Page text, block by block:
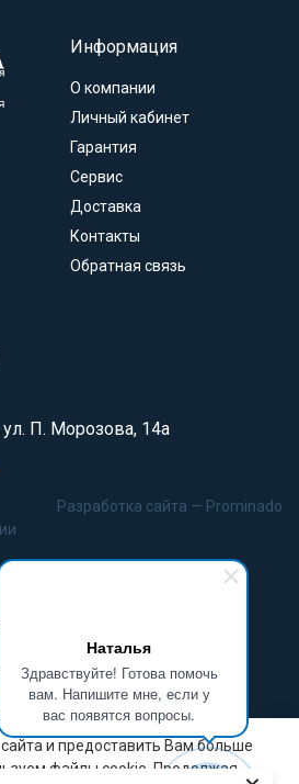
Наталья
Здравствуйте! Готова помочь
вам. Напишите мне, если у
вас появятся вопросы.
Информация
О компании
Личный кабинет
Гарантия
Сервис
Доставка
Контакты
Обратная связь
ул. П. Морозова, 14а
Разработка сайта — Prominado
являются объектами авторского права (в
и предоставить Вам больше
файлы cookie. Продолжая